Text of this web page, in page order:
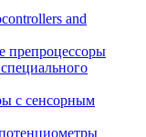
and
препроцессоры
с сенсорным